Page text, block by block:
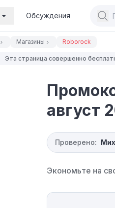
Обсуждения
Магазины Roborock
Эта страница совершенно
август
Проверено:
Экономьте на